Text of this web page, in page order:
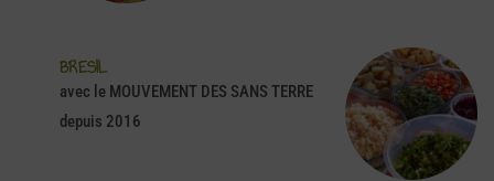
BRESIL
avec le MOUVEMENT DES SANS TERRE
depuis 2016